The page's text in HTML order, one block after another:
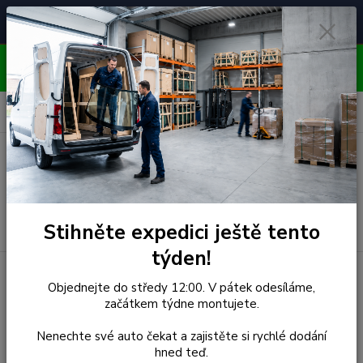
🚘
Čelní skla pro
unikátní vozy
📞
Poradenství
ZDARMA
⭐ 4.7/5 (50 recenzí)
OBJEDNÁVEJTE DO STŘEDY 12:00 - KAŽDÝ PÁTEK
EXPEDUJEME!!
Menu
Hledat
0 ks
za 0,00 Kč
HATCHBACK (r.1998-)
Čelní Sklo - HONDA CIVIC
Stihněte expedici ještě tento
týden!
Objednejte do středy 12:00. V pátek odesíláme,
začátkem týdne montujete.
Nenechte své auto čekat a zajistěte si rychlé dodání
hned teď.